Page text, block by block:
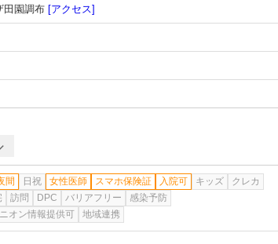
田園調布 [アクセス]
間 日祝 女性医師 スマホ保険証 入院可 キッズ
クレカ
訪問 DPC バリアフリー
感染予防
オン情報提供可 地域連携